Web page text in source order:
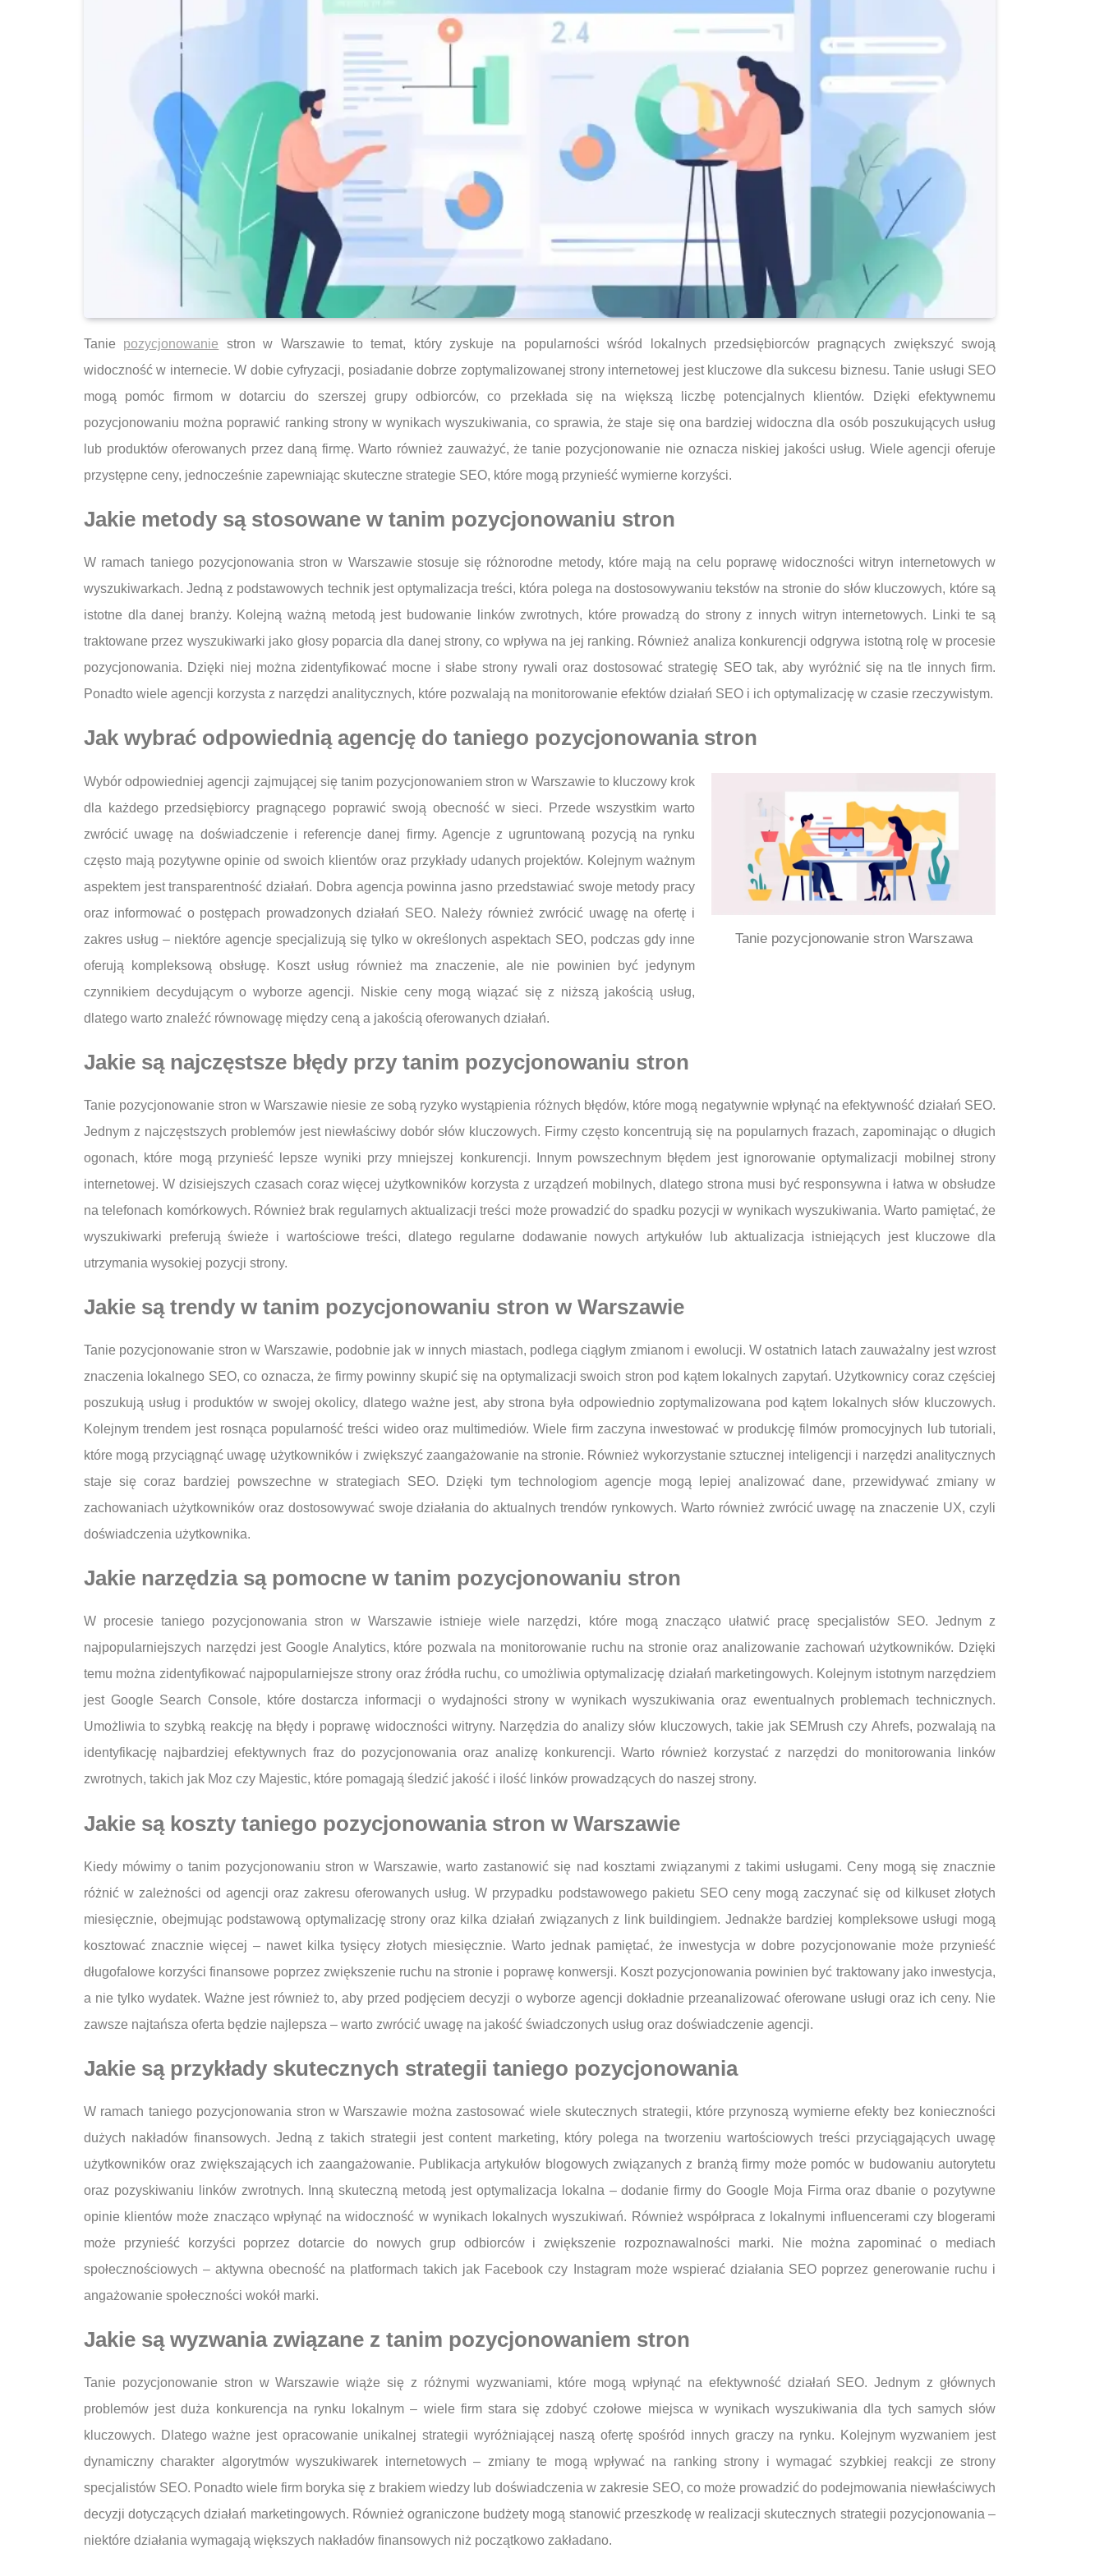
Tanie pozycjonowanie stron w Warszawie to temat, który zyskuje na popularności wśród lokalnych przedsiębiorców pragnących zwiększyć swoją
widoczność w internecie. W dobie cyfryzacji, posiadanie dobrze zoptymalizowanej strony internetowej jest kluczowe dla sukcesu biznesu. Tanie usługi SEO
mogą pomóc firmom w dotarciu do szerszej grupy odbiorców, co przekłada się na większą liczbę potencjalnych klientów. Dzięki efektywnemu
pozycjonowaniu można poprawić ranking strony w wynikach wyszukiwania, co sprawia, że staje się ona bardziej widoczna dla osób poszukujących usług
lub produktów oferowanych przez daną firmę. Warto również zauważyć, że tanie pozycjonowanie nie oznacza niskiej jakości usług. Wiele agencji oferuje
przystępne ceny, jednocześnie zapewniając skuteczne strategie SEO, które mogą przynieść wymierne korzyści.
Jakie metody są stosowane w tanim pozycjonowaniu stron
W ramach taniego pozycjonowania stron w Warszawie stosuje się różnorodne metody, które mają na celu poprawę widoczności witryn internetowych w
wyszukiwarkach. Jedną z podstawowych technik jest optymalizacja treści, która polega na dostosowywaniu tekstów na stronie do słów kluczowych, które są
istotne dla danej branży. Kolejną ważną metodą jest budowanie linków zwrotnych, które prowadzą do strony z innych witryn internetowych. Linki te są
traktowane przez wyszukiwarki jako głosy poparcia dla danej strony, co wpływa na jej ranking. Również analiza konkurencji odgrywa istotną rolę w procesie
pozycjonowania. Dzięki niej można zidentyfikować mocne i słabe strony rywali oraz dostosować strategię SEO tak, aby wyróżnić się na tle innych firm.
Ponadto wiele agencji korzysta z narzędzi analitycznych, które pozwalają na monitorowanie efektów działań SEO i ich optymalizację w czasie rzeczywistym.
Jak wybrać odpowiednią agencję do taniego pozycjonowania stron
Tanie pozycjonowanie stron Warszawa
Wybór odpowiedniej agencji zajmującej się tanim pozycjonowaniem stron w Warszawie to kluczowy krok
dla każdego przedsiębiorcy pragnącego poprawić swoją obecność w sieci. Przede wszystkim warto
zwrócić uwagę na doświadczenie i referencje danej firmy. Agencje z ugruntowaną pozycją na rynku
często mają pozytywne opinie od swoich klientów oraz przykłady udanych projektów. Kolejnym ważnym
aspektem jest transparentność działań. Dobra agencja powinna jasno przedstawiać swoje metody pracy
oraz informować o postępach prowadzonych działań SEO. Należy również zwrócić uwagę na ofertę i
zakres usług – niektóre agencje specjalizują się tylko w określonych aspektach SEO, podczas gdy inne
oferują kompleksową obsługę. Koszt usług również ma znaczenie, ale nie powinien być jedynym
czynnikiem decydującym o wyborze agencji. Niskie ceny mogą wiązać się z niższą jakością usług,
dlatego warto znaleźć równowagę między ceną a jakością oferowanych działań.
Jakie są najczęstsze błędy przy tanim pozycjonowaniu stron
Tanie pozycjonowanie stron w Warszawie niesie ze sobą ryzyko wystąpienia różnych błędów, które mogą negatywnie wpłynąć na efektywność działań SEO.
Jednym z najczęstszych problemów jest niewłaściwy dobór słów kluczowych. Firmy często koncentrują się na popularnych frazach, zapominając o długich
ogonach, które mogą przynieść lepsze wyniki przy mniejszej konkurencji. Innym powszechnym błędem jest ignorowanie optymalizacji mobilnej strony
internetowej. W dzisiejszych czasach coraz więcej użytkowników korzysta z urządzeń mobilnych, dlatego strona musi być responsywna i łatwa w obsłudze
na telefonach komórkowych. Również brak regularnych aktualizacji treści może prowadzić do spadku pozycji w wynikach wyszukiwania. Warto pamiętać, że
wyszukiwarki preferują świeże i wartościowe treści, dlatego regularne dodawanie nowych artykułów lub aktualizacja istniejących jest kluczowe dla
utrzymania wysokiej pozycji strony.
Jakie są trendy w tanim pozycjonowaniu stron w Warszawie
Tanie pozycjonowanie stron w Warszawie, podobnie jak w innych miastach, podlega ciągłym zmianom i ewolucji. W ostatnich latach zauważalny jest wzrost
znaczenia lokalnego SEO, co oznacza, że firmy powinny skupić się na optymalizacji swoich stron pod kątem lokalnych zapytań. Użytkownicy coraz częściej
poszukują usług i produktów w swojej okolicy, dlatego ważne jest, aby strona była odpowiednio zoptymalizowana pod kątem lokalnych słów kluczowych.
Kolejnym trendem jest rosnąca popularność treści wideo oraz multimediów. Wiele firm zaczyna inwestować w produkcję filmów promocyjnych lub tutoriali,
które mogą przyciągnąć uwagę użytkowników i zwiększyć zaangażowanie na stronie. Również wykorzystanie sztucznej inteligencji i narzędzi analitycznych
staje się coraz bardziej powszechne w strategiach SEO. Dzięki tym technologiom agencje mogą lepiej analizować dane, przewidywać zmiany w
zachowaniach użytkowników oraz dostosowywać swoje działania do aktualnych trendów rynkowych. Warto również zwrócić uwagę na znaczenie UX, czyli
doświadczenia użytkownika.
Jakie narzędzia są pomocne w tanim pozycjonowaniu stron
W procesie taniego pozycjonowania stron w Warszawie istnieje wiele narzędzi, które mogą znacząco ułatwić pracę specjalistów SEO. Jednym z
najpopularniejszych narzędzi jest Google Analytics, które pozwala na monitorowanie ruchu na stronie oraz analizowanie zachowań użytkowników. Dzięki
temu można zidentyfikować najpopularniejsze strony oraz źródła ruchu, co umożliwia optymalizację działań marketingowych. Kolejnym istotnym narzędziem
jest Google Search Console, które dostarcza informacji o wydajności strony w wynikach wyszukiwania oraz ewentualnych problemach technicznych.
Umożliwia to szybką reakcję na błędy i poprawę widoczności witryny. Narzędzia do analizy słów kluczowych, takie jak SEMrush czy Ahrefs, pozwalają na
identyfikację najbardziej efektywnych fraz do pozycjonowania oraz analizę konkurencji. Warto również korzystać z narzędzi do monitorowania linków
zwrotnych, takich jak Moz czy Majestic, które pomagają śledzić jakość i ilość linków prowadzących do naszej strony.
Jakie są koszty taniego pozycjonowania stron w Warszawie
Kiedy mówimy o tanim pozycjonowaniu stron w Warszawie, warto zastanowić się nad kosztami związanymi z takimi usługami. Ceny mogą się znacznie
różnić w zależności od agencji oraz zakresu oferowanych usług. W przypadku podstawowego pakietu SEO ceny mogą zaczynać się od kilkuset złotych
miesięcznie, obejmując podstawową optymalizację strony oraz kilka działań związanych z link buildingiem. Jednakże bardziej kompleksowe usługi mogą
kosztować znacznie więcej – nawet kilka tysięcy złotych miesięcznie. Warto jednak pamiętać, że inwestycja w dobre pozycjonowanie może przynieść
długofalowe korzyści finansowe poprzez zwiększenie ruchu na stronie i poprawę konwersji. Koszt pozycjonowania powinien być traktowany jako inwestycja,
a nie tylko wydatek. Ważne jest również to, aby przed podjęciem decyzji o wyborze agencji dokładnie przeanalizować oferowane usługi oraz ich ceny. Nie
zawsze najtańsza oferta będzie najlepsza – warto zwrócić uwagę na jakość świadczonych usług oraz doświadczenie agencji.
Jakie są przykłady skutecznych strategii taniego pozycjonowania
W ramach taniego pozycjonowania stron w Warszawie można zastosować wiele skutecznych strategii, które przynoszą wymierne efekty bez konieczności
dużych nakładów finansowych. Jedną z takich strategii jest content marketing, który polega na tworzeniu wartościowych treści przyciągających uwagę
użytkowników oraz zwiększających ich zaangażowanie. Publikacja artykułów blogowych związanych z branżą firmy może pomóc w budowaniu autorytetu
oraz pozyskiwaniu linków zwrotnych. Inną skuteczną metodą jest optymalizacja lokalna – dodanie firmy do Google Moja Firma oraz dbanie o pozytywne
opinie klientów może znacząco wpłynąć na widoczność w wynikach lokalnych wyszukiwań. Również współpraca z lokalnymi influencerami czy blogerami
może przynieść korzyści poprzez dotarcie do nowych grup odbiorców i zwiększenie rozpoznawalności marki. Nie można zapominać o mediach
społecznościowych – aktywna obecność na platformach takich jak Facebook czy Instagram może wspierać działania SEO poprzez generowanie ruchu i
angażowanie społeczności wokół marki.
Jakie są wyzwania związane z tanim pozycjonowaniem stron
Tanie pozycjonowanie stron w Warszawie wiąże się z różnymi wyzwaniami, które mogą wpłynąć na efektywność działań SEO. Jednym z głównych
problemów jest duża konkurencja na rynku lokalnym – wiele firm stara się zdobyć czołowe miejsca w wynikach wyszukiwania dla tych samych słów
kluczowych. Dlatego ważne jest opracowanie unikalnej strategii wyróżniającej naszą ofertę spośród innych graczy na rynku. Kolejnym wyzwaniem jest
dynamiczny charakter algorytmów wyszukiwarek internetowych – zmiany te mogą wpływać na ranking strony i wymagać szybkiej reakcji ze strony
specjalistów SEO. Ponadto wiele firm boryka się z brakiem wiedzy lub doświadczenia w zakresie SEO, co może prowadzić do podejmowania niewłaściwych
decyzji dotyczących działań marketingowych. Również ograniczone budżety mogą stanowić przeszkodę w realizacji skutecznych strategii pozycjonowania –
niektóre działania wymagają większych nakładów finansowych niż początkowo zakładano.